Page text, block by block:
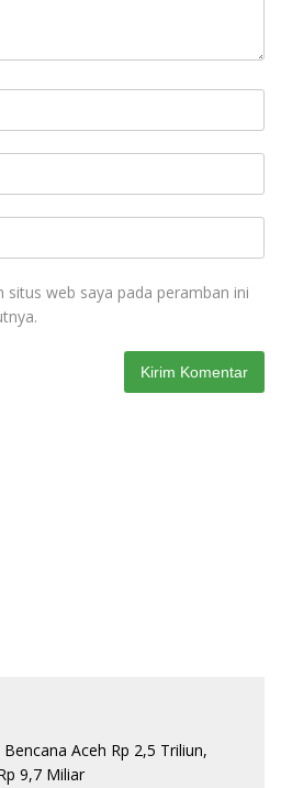
situs web saya pada peramban ini